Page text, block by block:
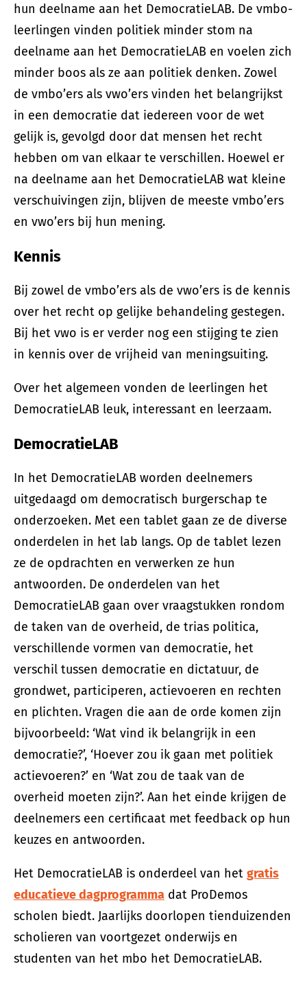
hun deelname aan het DemocratieLAB. De vmbo-
leerlingen vinden politiek minder stom na
deelname aan het DemocratieLAB en voelen zich
minder boos als ze aan politiek denken. Zowel
de vmbo’ers als vwo’ers vinden het belangrijkst
in een democratie dat iedereen voor de wet
gelijk is, gevolgd door dat mensen het recht
hebben om van elkaar te verschillen. Hoewel er
na deelname aan het DemocratieLAB wat kleine
verschuivingen zijn, blijven de meeste vmbo’ers
en vwo’ers bij hun mening.
Kennis
Bij zowel de vmbo’ers als de vwo’ers is de kennis
over het recht op gelijke behandeling gestegen.
Bij het vwo is er verder nog een stijging te zien
in kennis over de vrijheid van meningsuiting.
Over het algemeen vonden de leerlingen het
DemocratieLAB leuk, interessant en leerzaam.
DemocratieLAB
In het DemocratieLAB worden deelnemers
uitgedaagd om democratisch burgerschap te
onderzoeken. Met een tablet gaan ze de diverse
onderdelen in het lab langs. Op de tablet lezen
ze de opdrachten en verwerken ze hun
antwoorden. De onderdelen van het
DemocratieLAB gaan over vraagstukken rondom
de taken van de overheid, de trias politica,
verschillende vormen van democratie, het
verschil tussen democratie en dictatuur, de
grondwet, participeren, actievoeren en rechten
en plichten. Vragen die aan de orde komen zijn
bijvoorbeeld: ‘Wat vind ik belangrijk in een
democratie?’, ‘Hoever zou ik gaan met politiek
actievoeren?’ en ‘Wat zou de taak van de
overheid moeten zijn?’. Aan het einde krijgen de
deelnemers een certificaat met feedback op hun
keuzes en antwoorden.
Het DemocratieLAB is onderdeel van het gratis
educatieve dagprogramma dat ProDemos
scholen biedt. Jaarlijks doorlopen tienduizenden
scholieren van voortgezet onderwijs en
studenten van het mbo het DemocratieLAB.